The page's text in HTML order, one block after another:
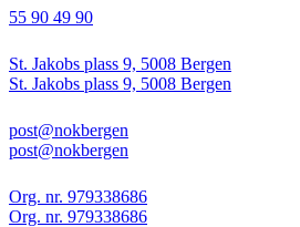
55 90 49 90
St. Jakobs plass 9, 5008 Bergen
St. Jakobs plass 9, 5008 Bergen
post@nokbergen
post@nokbergen
Org. nr. 979338686
Org. nr. 979338686